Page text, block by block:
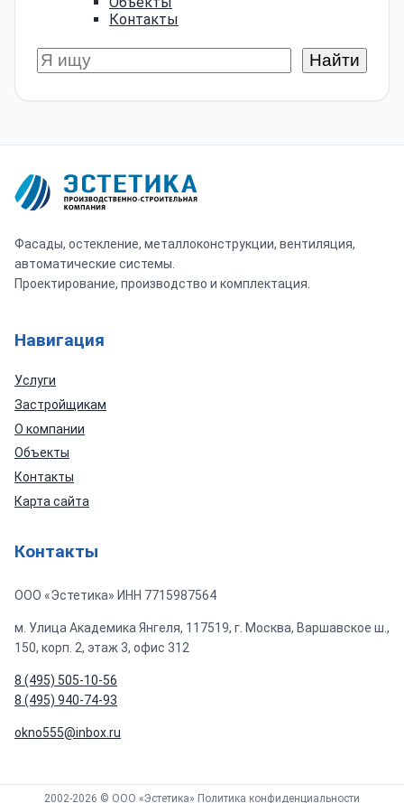
Контакты
Фасады, остекление, металлоконструкции, вентиляция,
автоматические системы.
Проектирование, производство и комплектация.
Навигация
Услуги
Застройщикам
О компании
Объекты
Контакты
Карта сайта
Контакты
ООО «Эстетика» ИНН 7715987564
м. Улица Академика Янгеля, 117519, г. Москва, Варшавское ш.,
150, корп. 2, этаж 3, офис 312
8 (495) 505-10-56
8 (495) 940-74-93
okno555@inbox.ru
2002-2026 © ООО «Эстетика» Политика конфиденциальности